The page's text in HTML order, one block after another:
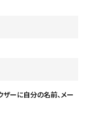
ーに自分の名前、メー